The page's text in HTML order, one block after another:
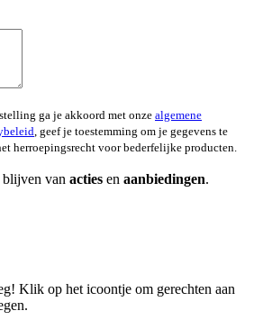
ga je akkoord met onze algemene
, geef je toestemming om je gegevens te
herroepingsrecht voor bederfelijke producten.
van acties en aanbiedingen.
Klik op het icoontje om gerechten aan